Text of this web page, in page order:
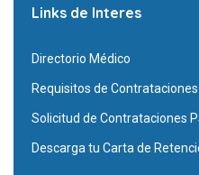
Links de Interes
Directorio Médico
Requisitos de Contrataciones
Solicitud de Contrataciones
Descarga tu Carta de